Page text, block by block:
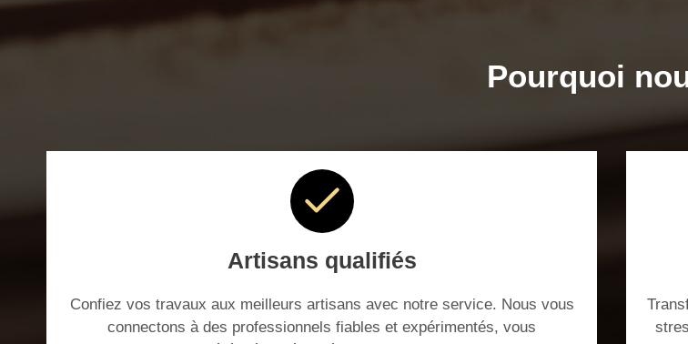
Pourquoi
Artisans qualifiés
Confiez vos travaux aux meilleurs artisans avec notre service. Nous vous
connectons à des professionnels fiables et expérimentés, vous